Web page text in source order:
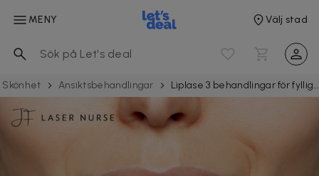
MENY Välj stad
Skönhet Ansiktsbehandlingar Liplase 3 behandlingar för fylligare läppar utan fillers i Malmö